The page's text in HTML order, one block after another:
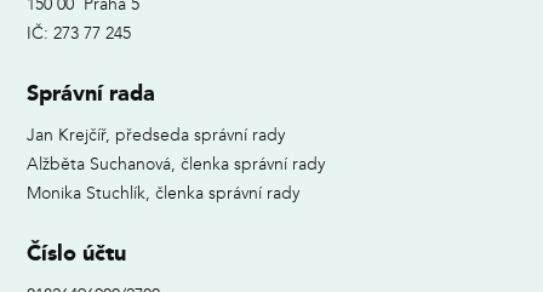
IČ: 273 77 245
Správní rada
Jan Krejčíř, předseda správní rady
Alžběta Suchanová, členka správní rady
Monika Stuchlík, členka správní rady
Číslo účtu